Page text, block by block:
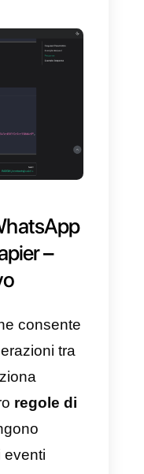
su
puoi iniziare a
per collegare il
in base
più comuni
contatti.